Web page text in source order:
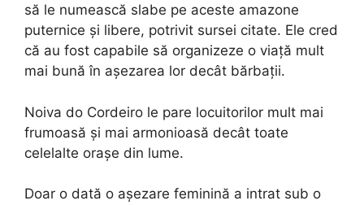
să le numească slabe pe aceste amazone
puternice și libere, potrivit sursei citate. Ele cred
că au fost capabile să organizeze o viață mult
mai bună în așezarea lor decât bărbații.
Noiva do Cordeiro le pare locuitorilor mult mai
frumoasă și mai armonioasă decât toate
celelalte orașe din lume.
Doar o dată o așezare feminină a intrat sub o